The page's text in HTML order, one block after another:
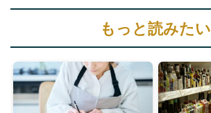
もっと読みたい